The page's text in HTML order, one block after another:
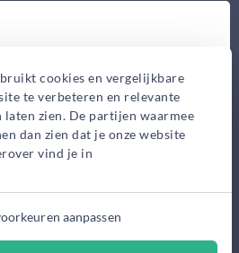
cookies en vergelijkbare
te verbeteren en relevante
zien. De partijen waarmee
dan zien dat je onze website
vind je in
aanpassen
St.-Jacobsstraat 125, Utrecht
Bekijk op kaart